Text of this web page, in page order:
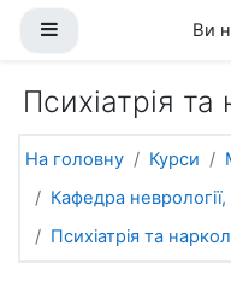
Ви
Психіатрія та
На головну Курси
Кафедра неврології,
Психіатрія та